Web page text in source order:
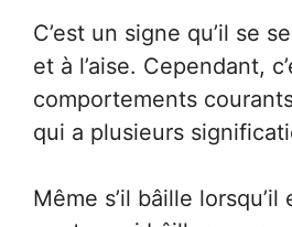
C’est un signe qu’il se
et à l’aise. Cependant,
comportements
qui a plusieurs
Même s’il bâille